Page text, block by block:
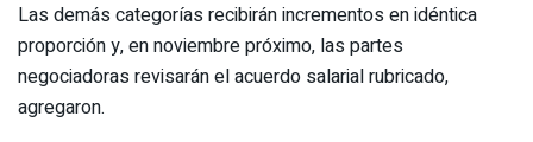
Las demás categorías recibirán incrementos en idéntica
proporción y, en noviembre próximo, las partes
negociadoras revisarán el acuerdo salarial rubricado,
agregaron.